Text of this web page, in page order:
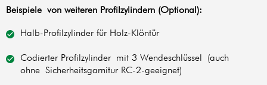
Beispiele von weiteren Profilzylindern (Optional):
Halb-Profilzylinder für Holz-Klöntür
Codierter Profilzylinder mit 3 Wendeschlüssel (auch
ohne Sicherheitsgarnitur RC-2-geeignet)